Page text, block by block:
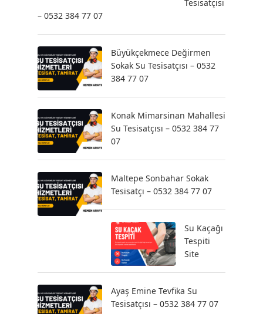
Tesisatçısı
– 0532 384 77 07
Büyükçekmece Değirmen
Sokak Su Tesisatçısı – 0532
384 77 07
Konak Mimarsinan Mahallesi
Su Tesisatçısı – 0532 384 77
07
Maltepe Sonbahar Sokak
Tesisatçı – 0532 384 77 07
Su Kaçağı
Tespiti
Site
Ayaş Emine Tevfika Su
Tesisatçısı – 0532 384 77 07